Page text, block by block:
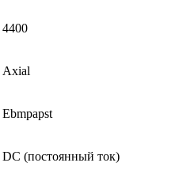
4400
Axial
Ebmpapst
DC (постоянный ток)